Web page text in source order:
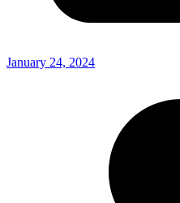
January 24, 2024